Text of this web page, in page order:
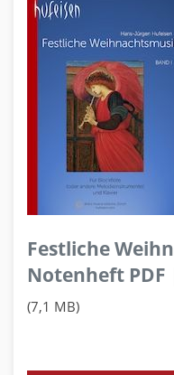
Festliche
Notenheft
(7,1 MB)